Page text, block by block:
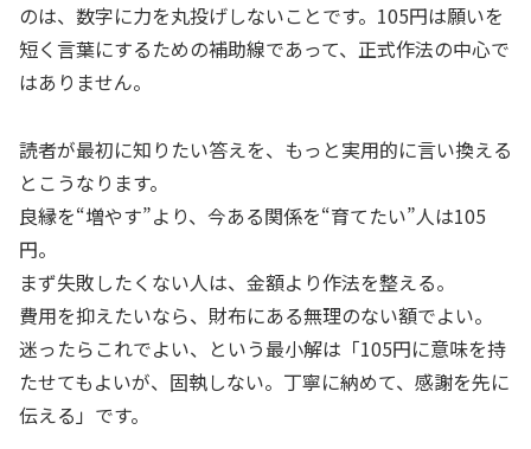
のは、数字に力を丸投げしないことです。105円は願いを
短く言葉にするための補助線であって、正式作法の中心で
はありません。
読者が最初に知りたい答えを、もっと実用的に言い換える
とこうなります。
良縁を“増やす”より、今ある関係を“育てたい”人は105
円。
まず失敗したくない人は、金額より作法を整える。
費用を抑えたいなら、財布にある無理のない額でよい。
迷ったらこれでよい、という最小解は「105円に意味を持
たせてもよいが、固執しない。丁寧に納めて、感謝を先に
伝える」です。